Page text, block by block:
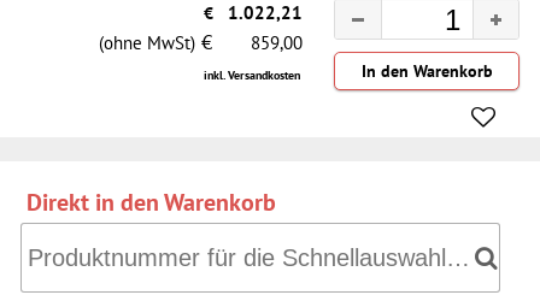
€
1.022,21
(ohne MwSt) € 859,00
inkl. Versandkosten
Direkt in den Warenkorb